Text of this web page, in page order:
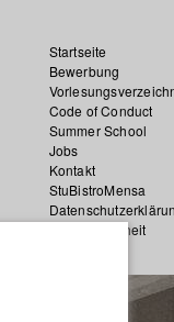
Startseite
Bewerbung
Code of Conduct
Summer School
Jobs
Kontakt
StuBistroMensa
Datensicherheit